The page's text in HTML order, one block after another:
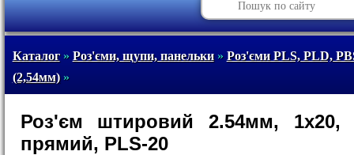
Каталог» Роз'єми, щупи, панельки» Роз'єми PLS, PLD,
(2,54мм)»
Роз'єм штировий 2.54мм, 1x20,
прямий, PLS-20